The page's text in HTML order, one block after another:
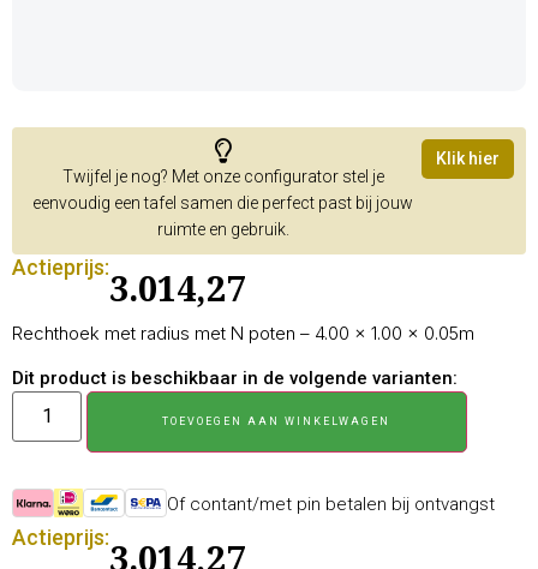
Twijfel je nog? Met onze configurator stel je
eenvoudig een tafel samen die perfect past bij jouw
ruimte en gebruik.
Klik hier
Actieprijs:
3.014,27
Rechthoek met radius met N poten – 4.00 × 1.00 × 0.05m
Dit product is beschikbaar in de volgende varianten:
TOEVOEGEN AAN WINKELWAGEN
Of contant/met pin betalen bij ontvangst
Actieprijs: